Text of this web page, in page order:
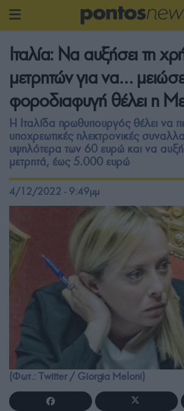
Ιταλία: Να αυξήσει τη
μετρητών για να…
φοροδιαφυγή θέλει η
Η Ιταλίδα πρωθυπουργός θέλει να
υποχρεωτικές ηλεκτρονικές
υψηλότερα των 60 ευρώ και να
μετρητά, έως 5.000 ευρώ
4/12/2022 - 9:49μμ
(Φωτ.: Twitter / Giorgia Meloni)